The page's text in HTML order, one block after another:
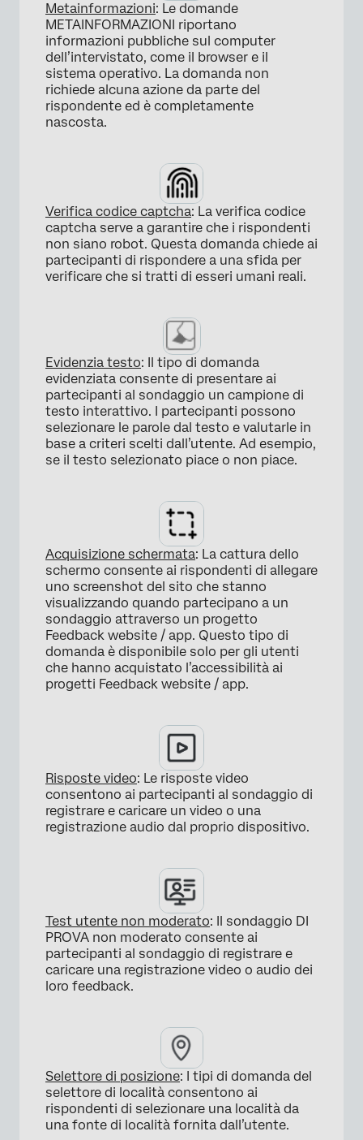
×
×
×
Metainformazioni: Le domande
METAINFORMAZIONI riportano
informazioni pubbliche sul computer
dell’intervistato, come il browser e il
sistema operativo. La domanda non
richiede alcuna azione da parte del
rispondente ed è completamente
nascosta.
×
Verifica codice captcha: La verifica codice
captcha serve a garantire che i rispondenti
non siano robot. Questa domanda chiede ai
partecipanti di rispondere a una sfida per
verificare che si tratti di esseri umani reali.
×
Evidenzia testo: Il tipo di domanda
evidenziata consente di presentare ai
partecipanti al sondaggio un campione di
testo interattivo. I partecipanti possono
selezionare le parole dal testo e valutarle in
base a criteri scelti dall’utente. Ad esempio,
se il testo selezionato piace o non piace.
Acquisizione schermata: La cattura dello
schermo consente ai rispondenti di allegare
uno screenshot del sito che stanno
visualizzando quando partecipano a un
sondaggio attraverso un progetto
Feedback website / app. Questo tipo di
domanda è disponibile solo per gli utenti
che hanno acquistato l’accessibilità ai
progetti Feedback website / app.
Risposte video: Le risposte video
consentono ai partecipanti al sondaggio di
registrare e caricare un video o una
registrazione audio dal proprio dispositivo.
Test utente non moderato: Il sondaggio DI
PROVA non moderato consente ai
partecipanti al sondaggio di registrare e
caricare una registrazione video o audio dei
loro feedback.
Selettore di posizione: I tipi di domanda del
selettore di località consentono ai
rispondenti di selezionare una località da
una fonte di località fornita dall’utente.